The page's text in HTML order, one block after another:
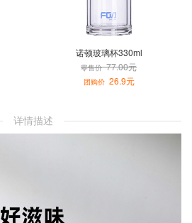
诺顿玻璃杯330ml
零售价77.00元
团购价26.9元
详情描述